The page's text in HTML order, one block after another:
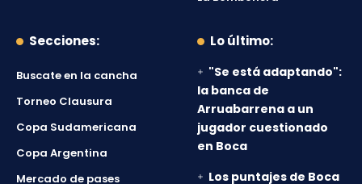
Secciones:
Buscate en la cancha
Torneo Clausura
Copa Sudamericana
Copa Argentina
Mercado de pases
Lo último:
"Se está adaptando":
la banca de
Arruabarrena a un
jugador cuestionado
en Boca
Los puntajes de Boca